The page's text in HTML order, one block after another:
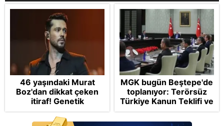
46 yaşındaki Murat
Boz'dan dikkat çeken
itiraf! Genetik
korkusunu açıkladı
MGK bugün Beştepe'de
toplanıyor: Terörsüz
Türkiye Kanun Teklifi ve
bölgesel güvenlik
başlıkları masada